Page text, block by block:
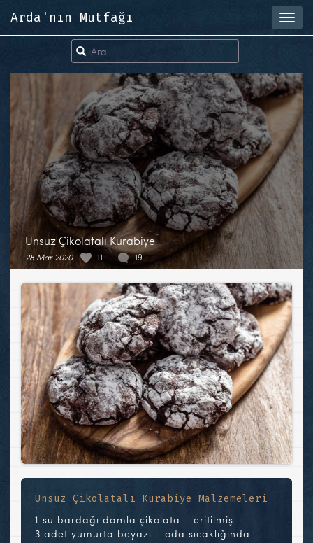
Arda'nın Mutfağı
Unsuz Çikolatalı Kurabiye
28 Mar 2020 11 19
Unsuz Çikolatalı Kurabiye Malzemeleri
1 su bardağı damla çikolata – eritilmiş
3 adet yumurta beyazı – oda sıcaklığında